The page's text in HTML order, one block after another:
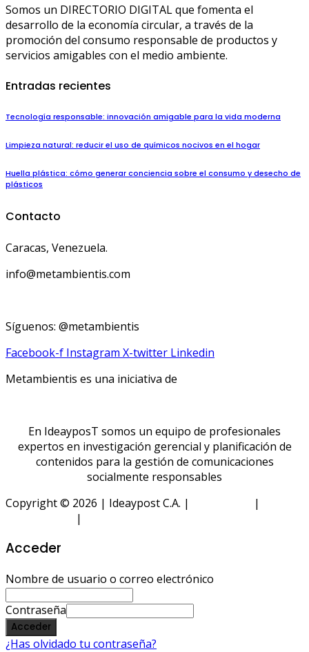
Somos un DIRECTORIO DIGITAL que fomenta el
desarrollo de la economía circular, a través de la
promoción del consumo responsable de productos y
servicios amigables con el medio ambiente.
Entradas recientes
Tecnología responsable: innovación amigable para la vida moderna
Limpieza natural: reducir el uso de químicos nocivos en el hogar
Huella plástica: cómo generar conciencia sobre el consumo y desecho de
plásticos
Contacto
Caracas, Venezuela.
info@metambientis.com
Síguenos: @metambientis
Facebook-f Instagram X-twitter Linkedin
Metambientis es una iniciativa de
En IdeayposT somos un equipo de profesionales
expertos en investigación gerencial y planificación de
contenidos para la gestión de comunicaciones
socialmente responsables
Copyright © 2026 | Ideaypost C.A. |
|
|
Acceder
Nombre de usuario o correo electrónico
Contraseña
Acceder
¿Has olvidado tu contraseña?